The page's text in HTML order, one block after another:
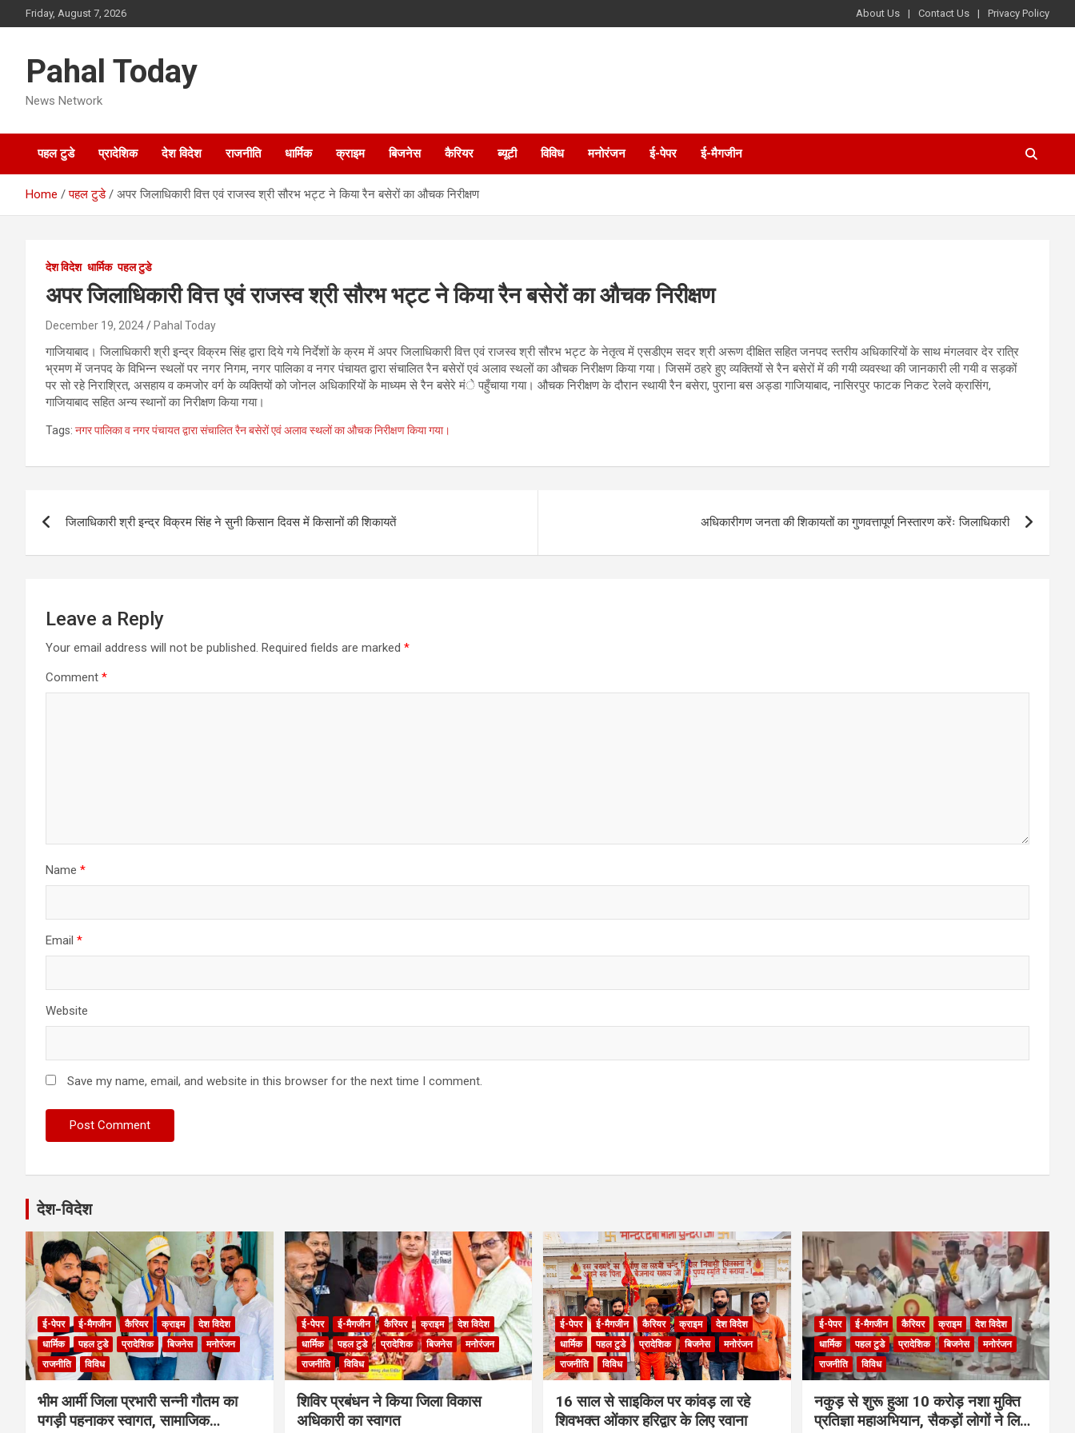
to
Friday, August 7, 2026 About Us Contact Us Privacy Policy
Pahal Today
News Network
पहल टुडे प्रादेशिक देश विदेश राजनीति धार्मिक क्राइम बिजनेस कैरियर ब्यूटी विविध मनोरंजन ई-पेपर ई-मैगजीन
Home पहल टुडे अपर जिलाधिकारी वित्त एवं राजस्व श्री सौरभ भट्ट ने किया रैन बसेरों का औचक निरीक्षण
देश विदेश धार्मिक पहल टुडे
अपर जिलाधिकारी वित्त एवं राजस्व श्री सौरभ भट्ट ने किया रैन बसेरों का औचक निरीक्षण
December 19, 2024 Pahal Today
गाजियाबाद। जिलाधिकारी श्री इन्द्र विक्रम सिंह द्वारा दिये गये निर्देशों के क्रम में अपर जिलाधिकारी वित्त एवं राजस्व श्री सौरभ भट्ट के नेतृत्व में एसडीएम सदर श्री अरूण दीक्षित सहित जनपद स्तरीय अधिकारियों के साथ मंगलवार देर रात्रि
भ्रमण में जनपद के विभिन्न स्थलों पर नगर निगम, नगर पालिका व नगर पंचायत द्वारा संचालित रैन बसेरों एवं अलाव स्थलों का औचक निरीक्षण किया गया। जिसमें ठहरे हुए व्यक्तियों से रैन बसेरों में की गयी व्यवस्था की जानकारी ली गयी व सड़कों
पर सो रहे निराश्रित, असहाय व कमजोर वर्ग के व्यक्तियों को जोनल अधिकारियों के माध्यम से रैन बसेरे मंे पहुँचाया गया। औचक निरीक्षण के दौरान स्थायी रैन बसेरा, पुराना बस अड्डा गाजियाबाद, नासिरपुर फाटक निकट रेलवे क्रासिंग,
गाजियाबाद सहित अन्य स्थानों का निरीक्षण किया गया।
Tags: नगर पालिका व नगर पंचायत द्वारा संचालित रैन बसेरों एवं अलाव स्थलों का औचक निरीक्षण किया गया।
navigation
जिलाधिकारी श्री इन्द्र विक्रम सिंह ने सुनी किसान दिवस में किसानों की शिकायतें अधिकारीगण जनता की शिकायतों का गुणवत्तापूर्ण निस्तारण करेंः जिलाधिकारी
Leave a Reply
Your email address will not be published. Required fields are marked *
Comment *
Name *
Email *
Website
Save my name, email, and website in this browser for the next time I comment.
देश-विदेश
ई-पेपर ई-मैगजीन कैरियर क्राइम
देश विदेश
धार्मिक
पहल टुडे प्रादेशिक बिजनेस
मनोरंजन
राजनीति
विविध
भीम आर्मी जिला प्रभारी सन्नी गौतम का
पगड़ी पहनाकर स्वागत, सामाजिक
ई-पेपर ई-मैगजीन कैरियर क्राइम
देश विदेश
धार्मिक
पहल टुडे प्रादेशिक बिजनेस
मनोरंजन
राजनीति
विविध
शिविर प्रबंधन ने किया जिला विकास
अधिकारी का स्वागत
ई-पेपर ई-मैगजीन कैरियर क्राइम
देश विदेश
धार्मिक
पहल टुडे प्रादेशिक बिजनेस
मनोरंजन
राजनीति
विविध
16 साल से साइकिल पर कांवड़ ला रहे
शिवभक्त ओंकार हरिद्वार के लिए रवाना
ई-पेपर ई-मैगजीन कैरियर क्राइम
देश विदेश
धार्मिक
पहल टुडे प्रादेशिक बिजनेस
मनोरंजन
राजनीति
विविध
नकुड़ से शुरू हुआ 10 करोड़ नशा मुक्ति
प्रतिज्ञा महाअभियान, सैकड़ों लोगों ने लिया